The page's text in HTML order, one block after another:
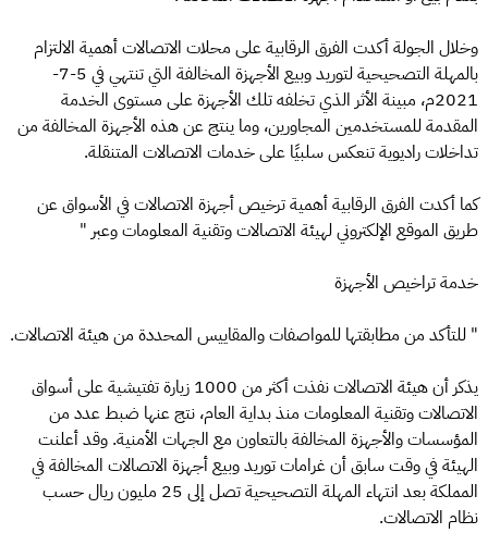
وخلال الجولة أكدت الفرق الرقابية على محلات الاتصالات أهمية الالتزام
بالمهلة التصحيحية لتوريد وبيع الأجهزة المخالفة التي تنتهي في 5-7-
2021م، مبينة الأثر الذي تخلفه تلك الأجهزة على مستوى الخدمة
المقدمة للمستخدمين المجاورين، وما ينتج عن هذه الأجهزة المخالفة من
تداخلات راديوية تنعكس سلبيًا على خدمات الاتصالات المتنقلة.
كما أكدت الفرق الرقابية أهمية ترخيص أجهزة الاتصالات في الأسواق عن
طريق الموقع الإلكتروني لهيئة الاتصالات وتقنية المعلومات وعبر "
خدمة تراخيص الأجهزة
" للتأكد من مطابقتها للمواصفات والمقاييس المحددة من هيئة الاتصالات.
يذكر أن هيئة الاتصالات نفذت أكثر من 1000 زيارة تفتيشية على أسواق
الاتصالات وتقنية المعلومات منذ بداية العام، نتج عنها ضبط عدد من
المؤسسات والأجهزة المخالفة بالتعاون مع الجهات الأمنية. وقد أعلنت
الهيئة في وقت سابق أن غرامات توريد وبيع أجهزة الاتصالات المخالفة في
المملكة بعد انتهاء المهلة التصحيحية تصل إلى 25 مليون ريال حسب
نظام الاتصالات.